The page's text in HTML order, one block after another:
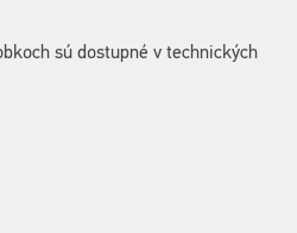
sú dostupné v technických